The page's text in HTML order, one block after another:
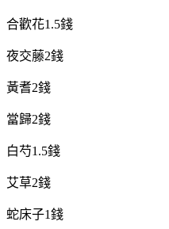
合歡花1.5錢
夜交藤2錢
黃耆2錢
當歸2錢
白芍1.5錢
艾草2錢
蛇床子1錢